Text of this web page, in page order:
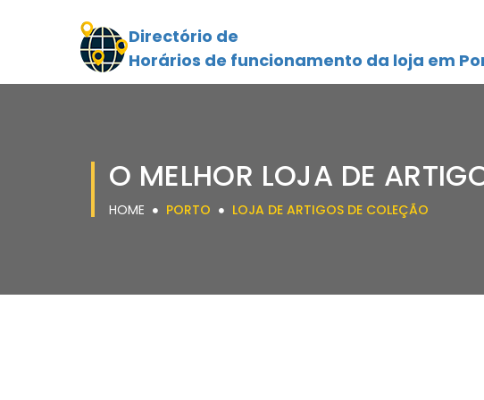
Directório de
Horários de funcionamento da loja em
O MELHOR LOJA DE
HOME PORTO LOJA DE ARTIGOS DE COLEÇÃO